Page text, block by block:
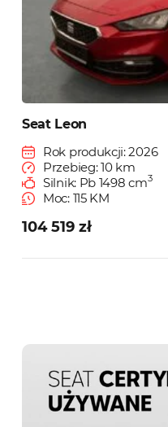
Seat Leon
Rok produkcji: 2026
Przebieg: 10 km
Silnik: Pb 1498 cm3
Moc: 115 KM
104 519 zł